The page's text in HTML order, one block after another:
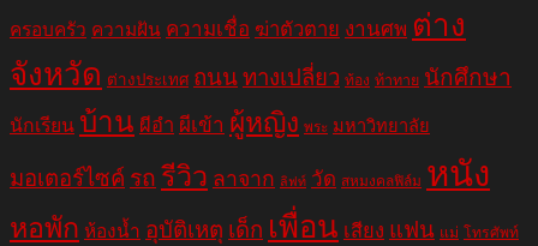
ครอบครัว ความฝัน ความเชื่อ ฆ่าตัวตาย งานศพ ต่าง
จังหวัด ต่างประเทศ ถนนทางเปลี่ยว ท้อง ท้าทาย นักศึกษา
นักเรียน บ้าน ผีอำ ผีเข้า ผู้หญิง พระ มหาวิทยาลัย
มอเตอร์ไซค์ รถ รีวิว ลาจาก ลิฟท์ วัด สหมงคลฟิล์ม หนัง
หอพัก ห้องน้ำ อุบัติเหตุ เด็ก เพื่อน เสียง แฟน แม่ โทรศัพท์